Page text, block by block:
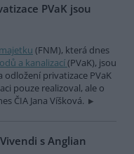
PVaK jsou
(FNM), která dnes
a kanalizací(PVaK), jsou
privatizace PVaK
pouze realizoval, ale o
ČIA Jana Víšková.
s Anglian